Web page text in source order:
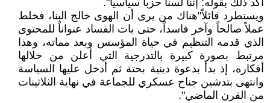
أكد ذلك بقوله: إننا لسنا حزباً سياسياً".
ويستطرد قائلاً"هناك من يرى أن الهوى خالج البنا، فخلط
عملاً صالحاً وآخر فاسداً، حتى بات الفساد عنواناً للمحتوى
الذي قدمه التنظيم في حياة المؤسس وبعد مماته، وهذا
مرتبط بصورة كبيرة بالتدرجية التي أعلن من خلالها
أفكاره، إذ بدأ بدعوة دينية بحتة ثم أدخل عليها السياسة
وانتهى بتدشين جناح عسكري للجماعة في نهاية الثلاثينات
من القرن الماضي".